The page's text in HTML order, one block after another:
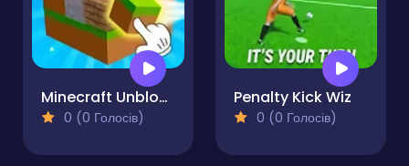
Minecraft Unblocked Online
0 (0 Голосів)
Penalty Kick Wiz
0 (0 Голосів)